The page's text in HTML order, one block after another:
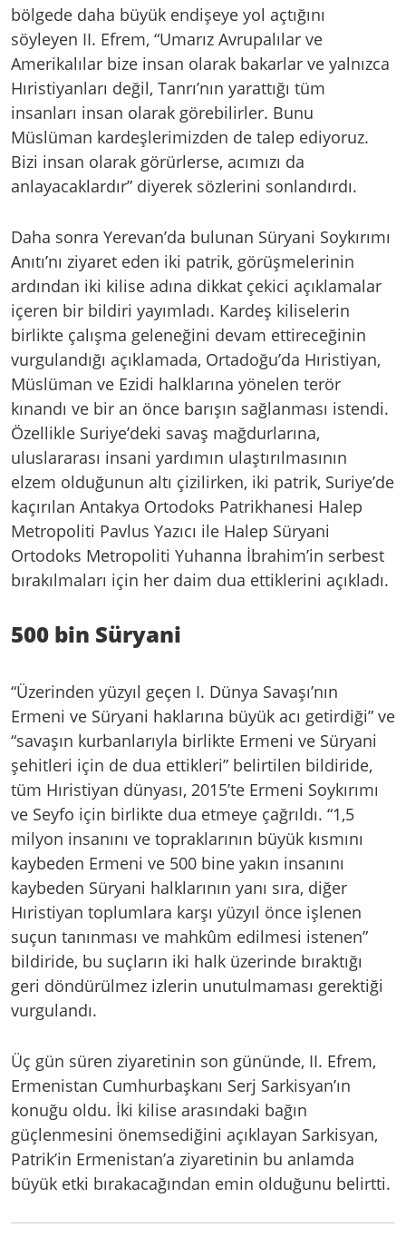
bölgede daha büyük endişeye yol açtığını
söyleyen II. Efrem, “Umarız Avrupalılar ve
Amerikalılar bize insan olarak bakarlar ve yalnızca
Hıristiyanları değil, Tanrı’nın yarattığı tüm
insanları insan olarak görebilirler. Bunu
Müslüman kardeşlerimizden de talep ediyoruz.
Bizi insan olarak görürlerse, acımızı da
anlayacaklardır” diyerek sözlerini sonlandırdı.
Daha sonra Yerevan’da bulunan Süryani Soykırımı
Anıtı’nı ziyaret eden iki patrik, görüşmelerinin
ardından iki kilise adına dikkat çekici açıklamalar
içeren bir bildiri yayımladı. Kardeş kiliselerin
birlikte çalışma geleneğini devam ettireceğinin
vurgulandığı açıklamada, Ortadoğu’da Hıristiyan,
Müslüman ve Ezidi halklarına yönelen terör
kınandı ve bir an önce barışın sağlanması istendi.
Özellikle Suriye’deki savaş mağdurlarına,
uluslararası insani yardımın ulaştırılmasının
elzem olduğunun altı çizilirken, iki patrik, Suriye’de
kaçırılan Antakya Ortodoks Patrikhanesi Halep
Metropoliti Pavlus Yazıcı ile Halep Süryani
Ortodoks Metropoliti Yuhanna İbrahim’in serbest
bırakılmaları için her daim dua ettiklerini açıkladı.
500 bin Süryani
“Üzerinden yüzyıl geçen I. Dünya Savaşı’nın
Ermeni ve Süryani haklarına büyük acı getirdiği” ve
“savaşın kurbanlarıyla birlikte Ermeni ve Süryani
şehitleri için de dua ettikleri” belirtilen bildiride,
tüm Hıristiyan dünyası, 2015’te Ermeni Soykırımı
ve Seyfo için birlikte dua etmeye çağrıldı. “1,5
milyon insanını ve topraklarının büyük kısmını
kaybeden Ermeni ve 500 bine yakın insanını
kaybeden Süryani halklarının yanı sıra, diğer
Hıristiyan toplumlara karşı yüzyıl önce işlenen
suçun tanınması ve mahkûm edilmesi istenen”
bildiride, bu suçların iki halk üzerinde bıraktığı
geri döndürülmez izlerin unutulmaması gerektiği
vurgulandı.
Üç gün süren ziyaretinin son gününde, II. Efrem,
Ermenistan Cumhurbaşkanı Serj Sarkisyan’ın
konuğu oldu. İki kilise arasındaki bağın
güçlenmesini önemsediğini açıklayan Sarkisyan,
Patrik’in Ermenistan’a ziyaretinin bu anlamda
büyük etki bırakacağından emin olduğunu belirtti.